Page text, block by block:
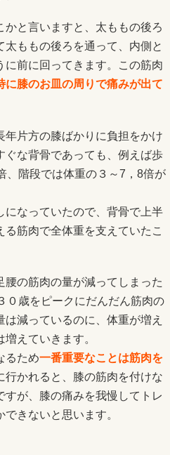
と言いますと、太ももの後ろ
ももの後ろを通って、内側と
前に回ってきます。この筋肉
に膝のお皿の周りで痛みが出て
年片方の膝ばかりに負担をかけ
ぐな背骨であっても、例えば歩
、階段では体重の３～7，8倍が
になっていたので、背骨で上半
筋肉で全体重を支えていたこ
腰の筋肉の量が減ってしまった
０歳をピークにだんだん筋肉の
減っているのに、体重が増え
えていきます。
るため一番重要なことは筋肉を
行かれると、膝の筋肉を付けな
すが、膝の痛みを我慢してトレ
きないと思います。